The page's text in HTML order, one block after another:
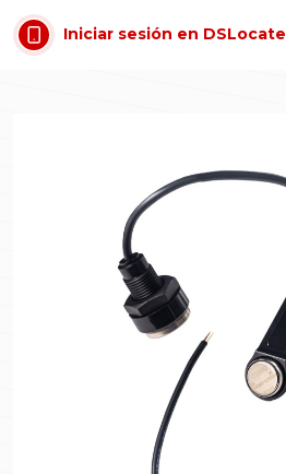
Saltar al contenido
Iniciar sesión en DSLocate